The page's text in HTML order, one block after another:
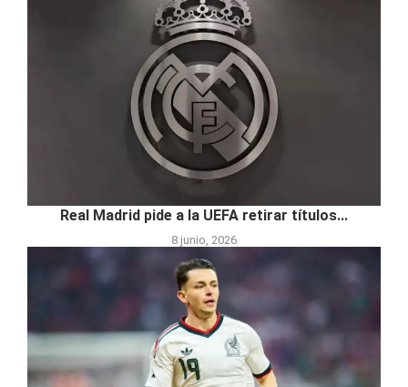
Real Madrid pide a la UEFA retirar títulos...
8 junio, 2026